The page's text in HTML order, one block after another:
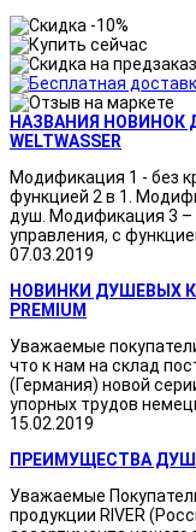
НАЗВАНИЯ НОВИНОК
WELTWASSER
Модификация 1 - без
функцией 2 в 1.
душ. Модификация 3 –
управления, с
07.03.2019
НОВИНКИ ДУШЕВЫХ
PREMIUM
Уважаемые
что к нам на склад
(Германия) новой
упорных трудов
15.02.2019
ПРЕИМУЩЕСТВА
Уважаемые
продукции RIVER